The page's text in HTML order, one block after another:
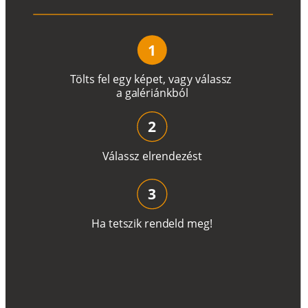
Tölts fel egy képet, vagyválassz
a galériánkból
1
Válassz elrendezést
2
Ha tetszik rendeld meg!
3